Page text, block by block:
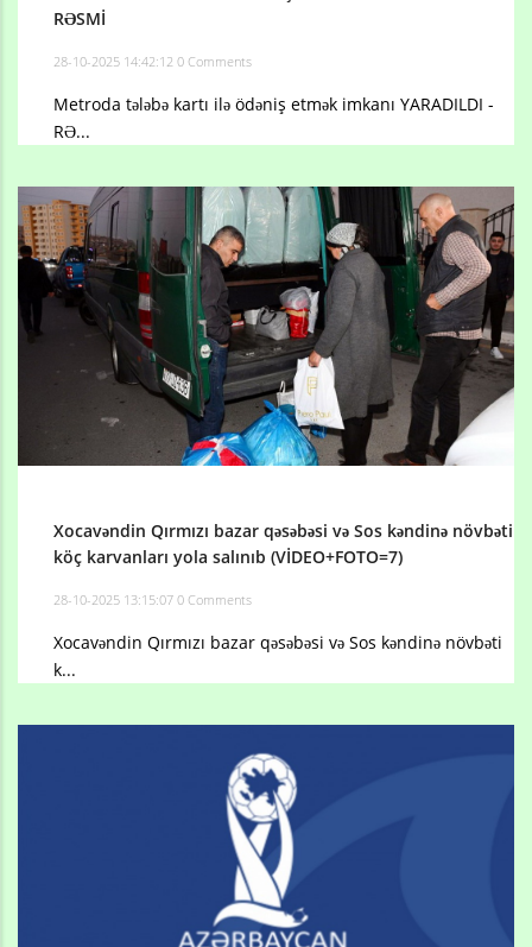
RƏSMİ
28-10-2025 14:42:12 0 Comments
Metroda tələbə kartı ilə ödəniş etmək imkanı YARADILDI -
RƏ...
Xocavəndin Qırmızı bazar qəsəbəsi və Sos kəndinə növbəti
köç karvanları yola salınıb (VİDEO+FOTO=7)
28-10-2025 13:15:07 0 Comments
Xocavəndin Qırmızı bazar qəsəbəsi və Sos kəndinə növbəti
k...